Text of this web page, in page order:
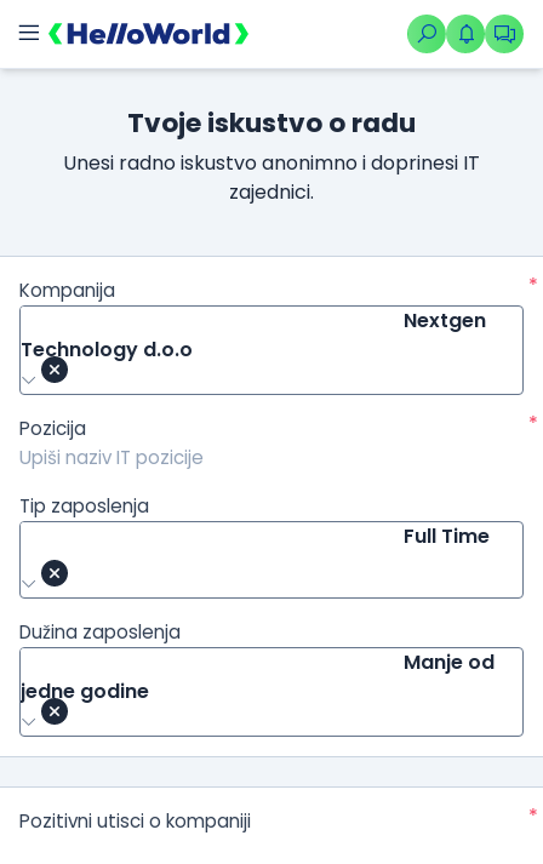
Tvoje iskustvo o radu
Unesi radno iskustvo anonimno i doprinesi IT
zajednici.
Kompanija
*
Nextgen
Technology d.o.o
Pozicija *
Tip zaposlenja
Full Time
Dužina zaposlenja
Manje od
jedne godine
Pozitivni utisci o kompaniji *
/kompanije/iskustvo/